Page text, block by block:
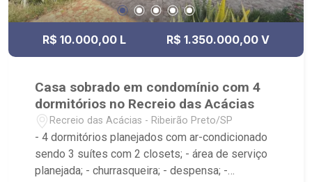
R$ 10.000,00 L R$ 1.350.000,00 V
Casa sobrado em condomínio com 4
dormitórios no Recreio das Acácias
Recreio das Acácias - Ribeirão Preto/SP
- 4 dormitórios planejados com ar-condicionado
sendo 3 suítes com 2 closets; - área de serviço
planejada; - churrasqueira; - despensa; -